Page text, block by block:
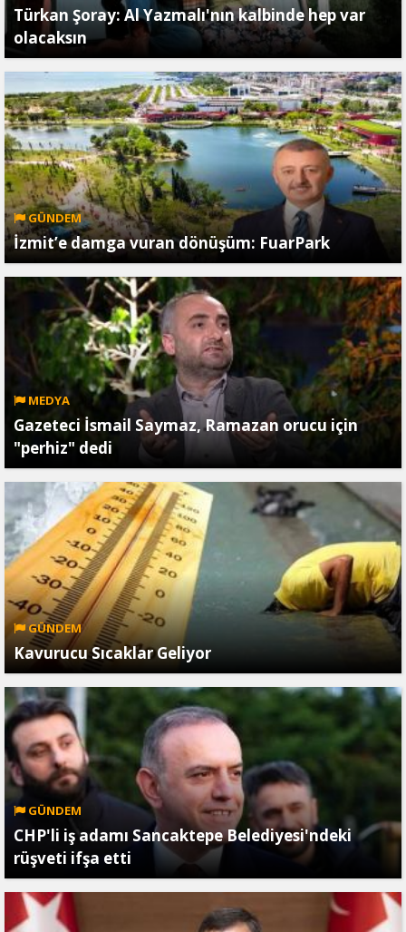
Türkan Şoray: Al Yazmalı'nın kalbinde hep var
olacaksın
GÜNDEM
İzmit’e damga vuran dönüşüm: FuarPark
MEDYA
Gazeteci İsmail Saymaz, Ramazan orucu için
"perhiz" dedi
GÜNDEM
Kavurucu Sıcaklar Geliyor
GÜNDEM
CHP'li iş adamı Sancaktepe Belediyesi'ndeki
rüşveti ifşa etti